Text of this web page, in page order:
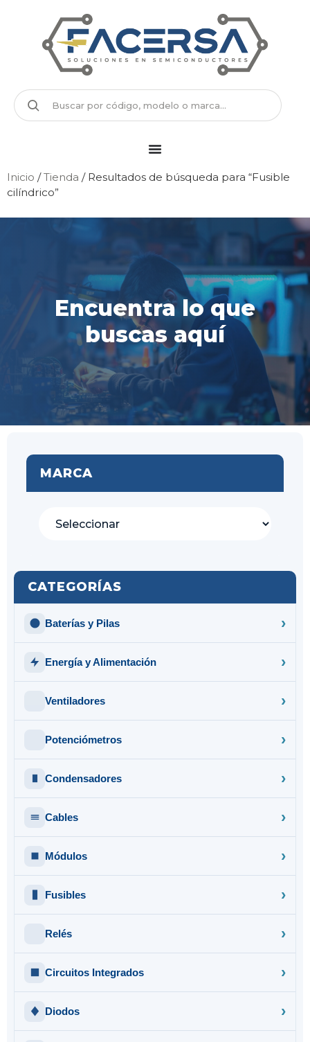
Inicio /Tienda / Resultados de búsqueda para “Fusible
cilíndrico”
Encuentra lo que
buscas aquí
MARCA
CATEGORÍAS
Baterías y Pilas
Energía y Alimentación
Ventiladores
Potenciómetros
Condensadores
Cables
Módulos
Fusibles
Relés
Circuitos Integrados
Diodos